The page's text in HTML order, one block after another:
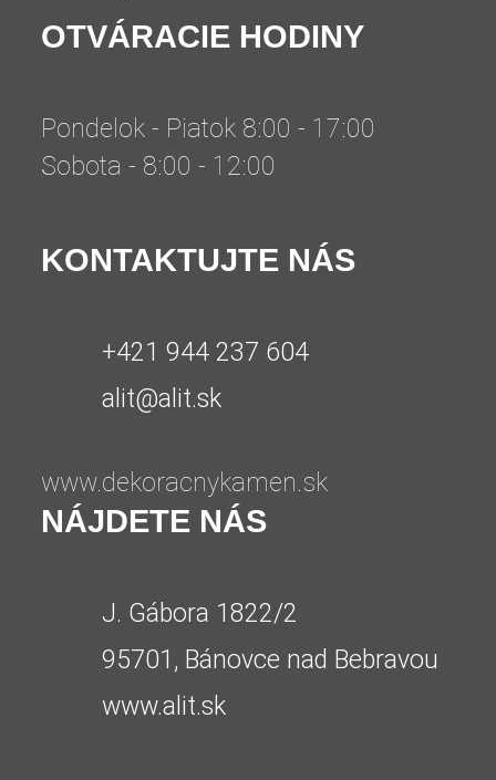
OTVÁRACIE HODINY
Pondelok - Piatok 8:00 - 17:00
Sobota - 8:00 - 12:00
KONTAKTUJTE NÁS
+421 944 237 604
alit@alit.sk
www.dekoracnykamen.sk
NÁJDETE NÁS
J. Gábora 1822/2
95701, Bánovce nad Bebravou
www.alit.sk